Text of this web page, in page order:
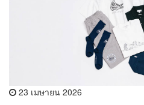
23 เมษายน 2026